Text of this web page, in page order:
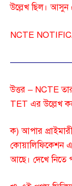
উল্লেখ ছিল। আসুন
NCTE
উত্তর – NCTE
TET এর উল্লেখ
ক) আপার প্রাইমারী
কোয়ালিফিকেশন
আছে। দেখে নিতে